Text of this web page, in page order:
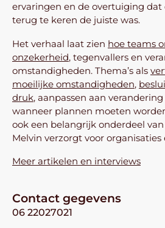
ervaringen en de overtuiging dat
terug te keren de juiste was.
Het verhaal laat zien hoe teams
onzekerheid, tegenvallers en
omstandigheden. Thema’s als
moeilijke omstandigheden,
druk, aanpassen aan
wanneer plannen moeten
ook een belangrijk onderdeel
Melvin verzorgt voor organisaties
Meer artikelen en interviews
Contact gegevens
06 22027021